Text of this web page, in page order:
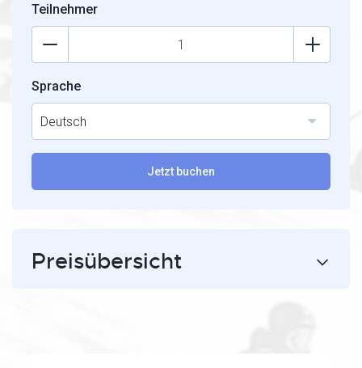
Teilnehmer
Sprache
Deutsch
Jetzt buchen
Preisübersicht